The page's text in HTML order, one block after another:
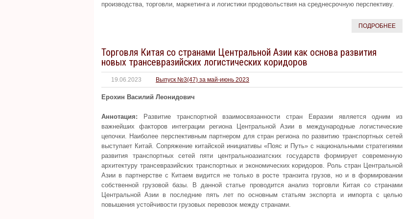
производства, торговли, маркетинга и логистики продовольствия на среднесрочную перспективу.
ПОДРОБНЕЕ
Торговля Китая со странами Центральной Азии как основа развития
новых трансевразийских логистических коридоров
19.06.2023 Выпуск №3(47) за май-июнь 2023
Ерохин Василий Леонидович
Аннотация: Развитие транспортной взаимосвязанности стран Евразии является одним из
важнейших факторов интеграции региона Центральной Азии в международные логистические
цепочки. Наиболее перспективным партнером для стран региона по развитию транспортных сетей
выступает Китай. Сопряжение китайской инициативы «Пояс и Путь» с национальными стратегиями
развития транспортных сетей пяти центральноазиатских государств формирует современную
архитектуру трансевразийских транспортных и экономических коридоров. Роль стран Центральной
Азии в партнерстве с Китаем видится не только в росте транзита грузов, но и в формировании
собственной грузовой базы. В данной статье проводится анализ торговли Китая со странами
Центральной Азии в последние пять лет по основным статьям экспорта и импорта с целью
повышения устойчивости грузовых перевозок между странами.